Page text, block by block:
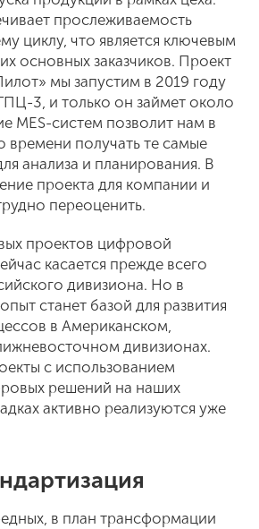
прослеживаемость
циклу, что является ключевым
основных заказчиков. Проект
мы запустим в 2019 году
3, и только он займет около
MES-систем позволит нам в
времени получать те самые
анализа и планирования. В
проекта для компании и
переоценить.
проектов цифровой
касается прежде всего
дивизиона. Но в
станет базой для развития
в Американском,
дивизионах.
с использованием
решений на наших
активно реализуются уже
в план трансформации